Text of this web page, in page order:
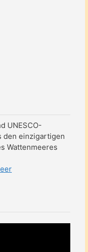
UNESCO-
den einzigartigen
Wattenmeeres